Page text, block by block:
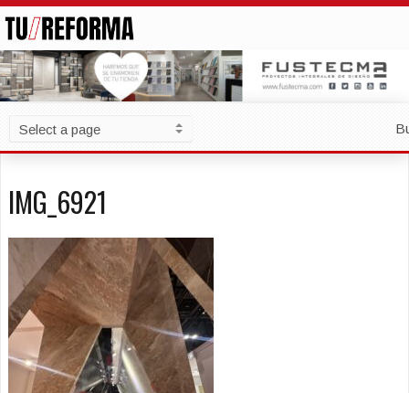
IMG_6921